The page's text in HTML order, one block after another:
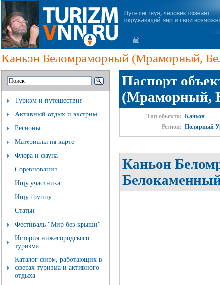
Каньон Беломраморный (Мраморный,
Туризм и путешествия
Активный отдых и экстрим
Регионы
Материалы на карте
Флора и фауна
Соревнования
Ищу участника
Ищу группу
Статьи
Фестиваль "Мир без крыши"
История нижегородского
туризма
Каталог фирм, работающих в
сферах туризма и активного
отдыха
Паспорт
(Мраморный,
Тип объекта: Каньон
Регион: Полярный
Каньон